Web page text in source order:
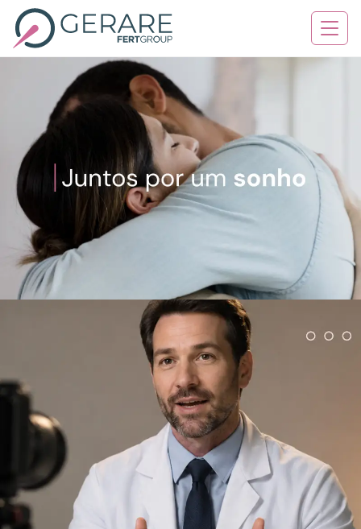
Quem Somos
Tratamentos
Serviços
Contato
Blog
Agende sua consulta